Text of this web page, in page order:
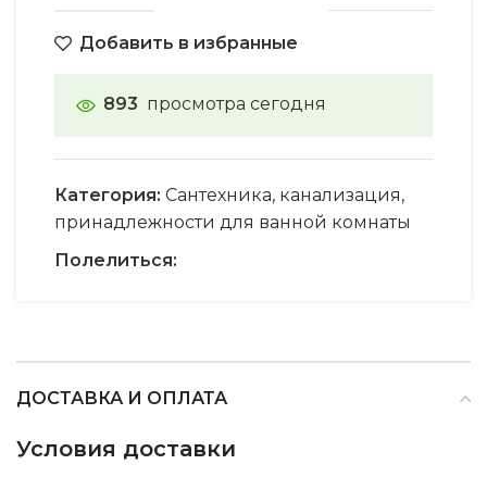
Добавить в избранные
893 просмотра сегодня
Категория: Сантехника, канализация,
принадлежности для ванной комнаты
Полелиться:
ДОСТАВКА И ОПЛАТА
Условия доставки